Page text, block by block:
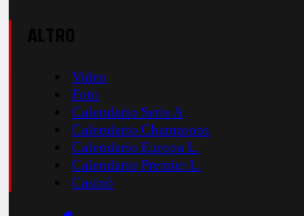
Video
Foto
Calendario Serie A
Calendario Champions
Calendario Europa L.
Calendario Premier L.
Casinò